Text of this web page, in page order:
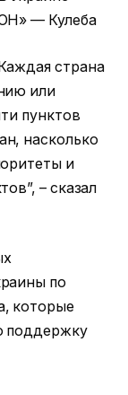
— Кулеба
страна
или
пунктов
насколько
и
– сказал
по
которые
поддержку